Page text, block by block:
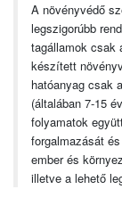
A növényvédő
legszigorúbb
tagállamok csak
készített
hatóanyag csak
(általában 7-15
folyamatok
forgalmazását
ember és
illetve a lehető